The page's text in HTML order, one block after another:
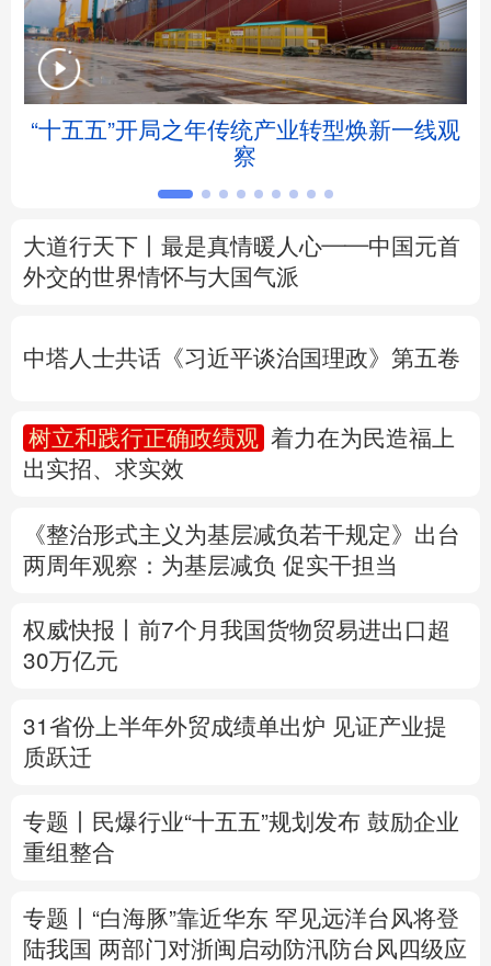
辽宁 吉林 上海 江苏
浙江 安徽 福建 江西
四川 贵州 云南
多语种频道
English Español Français عربى
Deutsch
“十五五”开局之年传统产业转型焕新一线观
察
大道行天下丨最是真情暖人心——中国元首
外交的世界情怀与大国气派
中塔人士共话《习近平谈治国理政》第五卷
树立和践行正确政绩观
着力在为民造福上
出实招、求实效
《整治形式主义为基层减负若干规定》出台
两周年观察 ：为基层减负 促实干担当
权威快报丨前7个月我国货物贸易进出口超
30万亿元
31省份上半年外贸成绩单出炉 见证产业提
质跃迁
专题丨
民爆行业“十五五”规划发布 鼓励企业
重组整合
专题丨 “白海豚”靠近华东 罕见远洋台风将登
陆我国 两部门对浙闽启动防汛防台风四级应